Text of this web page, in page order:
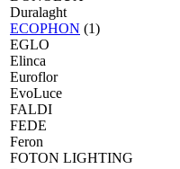
Duralaght
ECOPHON (1)
EGLO
Elinca
Euroflor
EvoLuce
FALDI
FEDE
Feron
FOTON LIGHTING